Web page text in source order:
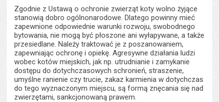
Zgodnie z Ustawą o ochronie zwierząt koty wolno żyjące
stanowią dobro ogólnonarodowe. Dlatego powinny mieć
zapewnione odpowiednie warunki rozwoju, swobodnego
bytowania, nie mogą być płoszone ani wyłapywane, a także
przesiedlane. Należy traktować je z poszanowaniem,
zapewniając ochronę i opiekę. Agresywne działania ludzi
wobec kotów miejskich, jak np. utrudnianie i zamykanie
dostępu do dotychczasowych schronień, straszenie,
umyślne ranienie czy trucie, zakaz karmienia w dotychczas
do tego wyznaczonym miejscu, są formą znęcania się nad
zwierzętami, sankcjonowaną prawem.